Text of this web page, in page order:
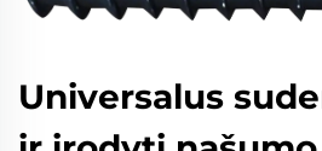
Universalus